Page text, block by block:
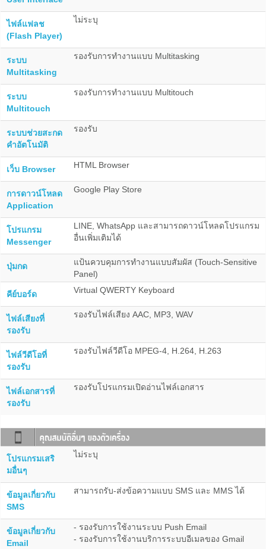
ไฟล์แฟลช
(Flash Player)
ไม่ระบุ
ระบบ
Multitasking
รองรับการทำงานแบบ Multitasking
ระบบ
Multitouch
รองรับการทำงานแบบ Multitouch
ระบบช่วยสะกด
คำอัตโนมัติ
รองรับ
เว็บ Browser HTML Browser
การดาวน์โหลด
Application
Google Play Store
โปรแกรม
Messenger
LINE, WhatsApp และสามารถดาวน์โหลดโปรแกรม
อื่นเพิ่มเติมได้
ปุ่มกด
แป้นควบคุมการทำงานแบบสัมผัส (Touch-Sensitive
Panel)
คีย์บอร์ด Virtual QWERTY Keyboard
ไฟล์เสียงที่
รองรับ
รองรับไฟล์เสียง AAC, MP3, WAV
ไฟล์วีดีโอที่
รองรับ
รองรับไฟล์วีดีโอ MPEG-4, H.264, H.263
ไฟล์เอกสารที่
รองรับ
รองรับโปรแกรมเปิดอ่านไฟล์เอกสาร
โปรแกรมเสริ
มอื่นๆ
ไม่ระบุ
ข้อมูลเกี่ยวกับ
SMS
สามารถรับ-ส่งข้อความแบบ SMS และ MMS ได้
ข้อมูลเกี่ยวกับ
Email
- รองรับการใช้งานระบบ Push Email
- รองรับการใช้งานบริการระบบอีเมลของ Gmail